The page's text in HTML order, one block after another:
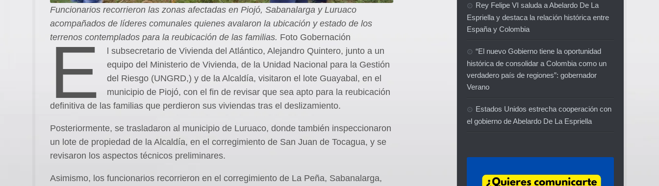
Funcionarios recorrieron las zonas afectadas en Piojó, Sabanalarga y Luruaco
acompañados de líderes comunales quienes avalaron la ubicación y estado de los
terrenos contemplados para la reubicación de las familias. Foto Gobernación
E
l subsecretario de Vivienda del Atlántico, Alejandro Quintero, junto a un
equipo del Ministerio de Vivienda, de la Unidad Nacional para la Gestión
del Riesgo (UNGRD,) y de la Alcaldía, visitaron el lote Guayabal, en el
municipio de Piojó, con el fin de revisar que sea apto para la reubicación
definitiva de las familias que perdieron sus viviendas tras el deslizamiento.
Posteriormente, se trasladaron al municipio de Luruaco, donde también inspeccionaron
un lote de propiedad de la Alcaldía, en el corregimiento de San Juan de Tocagua, y se
revisaron los aspectos técnicos preliminares.
Asimismo, los funcionarios recorrieron en el corregimiento de La Peña, Sabanalarga,
Rey Felipe VI saluda a Abelardo De La
Espriella y destaca la relación histórica entre
España y Colombia
“El nuevo Gobierno tiene la oportunidad
histórica de consolidar a Colombia como un
verdadero país de regiones”: gobernador
Verano
Estados Unidos estrecha cooperación con
el gobierno de Abelardo De La Espriella